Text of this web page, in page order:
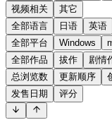
视频相关
其它
全部语言
日语 英语
全部平台
Windows
全部作品
拔作 剧情
总浏览数
更新顺序
发售日期
评分